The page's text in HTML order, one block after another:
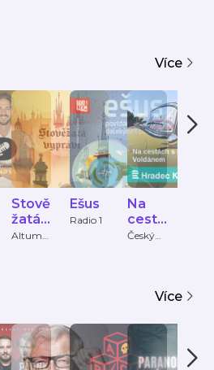
Více
Stově
žatá
vyprá
Altum
Ešus
Radio 1
Na
cestá
ch s
nem
Český
Více